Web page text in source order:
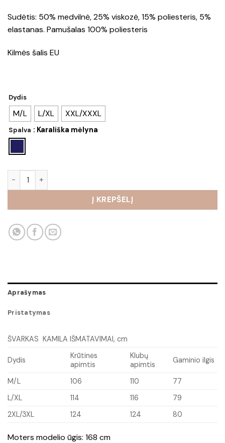
Sudėtis: 50% medvilnė, 25% viskozė, 15% poliesteris, 5%
elastanas. Pamušalas 100% poliesteris
Kilmės šalis EU
Dydis
M/L L/XL XXL/XXXL
Spalva : Karališka mėlyna
Į KREPŠELĮ
Aprašymas
Pristatymas
ŠVARKAS KAMILA IŠMATAVIMAI, cm
Dydis
Krūtinės
apimtis
Klubų
apimtis
Gaminio ilgis
M/L 106 110
77
L/XL
114 116
79
2XL/3XL
124 124 80
Moters modelio ūgis: 168 cm